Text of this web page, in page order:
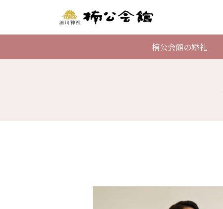
楠公会館の婚礼